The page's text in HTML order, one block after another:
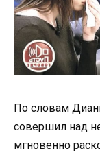
По словам
совершил над
мгновенно